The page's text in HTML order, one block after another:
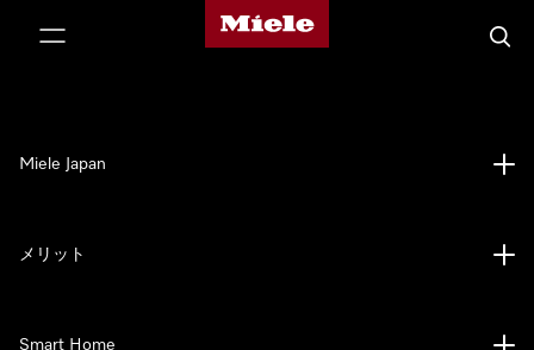
Mieleのホームページ
検索
Miele Japan
メリット
Smart Home